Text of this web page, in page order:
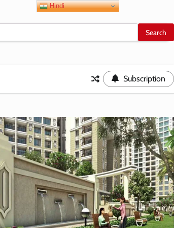
Subscription
Hindi